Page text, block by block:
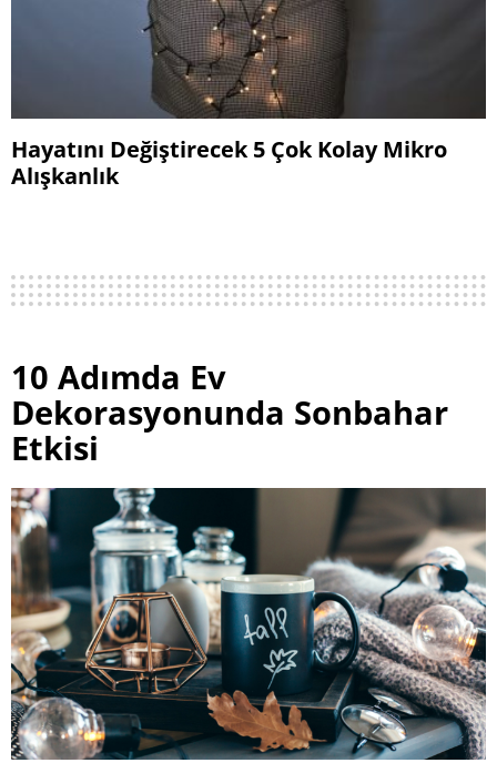
Hayatını Değiştirecek 5 Çok Kolay Mikro
Alışkanlık
10 Adımda Ev
Dekorasyonunda Sonbahar
Etkisi